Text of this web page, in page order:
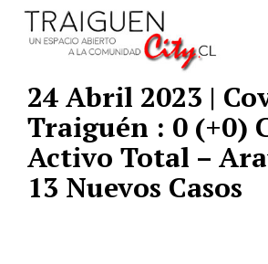
24 Abril 2023 |
Traiguén : 0 (+0)
Activo Total –
13 Nuevos Casos